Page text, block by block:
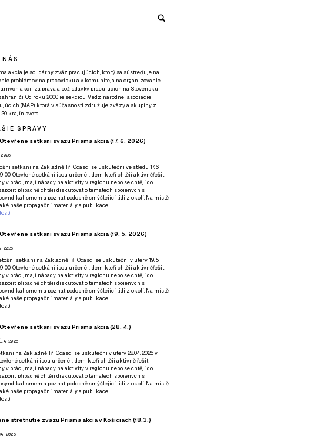
NÁS
akcia je solidárny zväz pracujúcich, ktorý sa sústreďuje na
problémov na pracovisku a v komunite, a na organizovanie
akcií za práva a požiadavky pracujúcich na Slovensku
Od roku 2000 je sekciou Medzinárodnej asociácie
(MAP), ktorá v súčasnosti združuje zväzy a skupiny z
20 krajín sveta.
SPRÁVY
setkání svazu Priama akcia (17. 6. 2026)
setkání na Základně Tři Ocásci se uskuteční ve středu 17. 6.
Otevřené setkání jsou určené lidem, kteří chtějí aktivněřešit
v práci, mají nápady na aktivity v regionu nebo se chtějí do
případně chtějí diskutovat o tématech spojených s
a poznat podobně smýšlející lidi z okolí. Na místě
naše propagační materiály a publikace.
)
setkání svazu Priama akcia (19. 5. 2026)
2026
setkání na Základně Tři Ocásci se uskuteční v úterý 19. 5.
Otevřené setkání jsou určené lidem, kteří chtějí aktivněřešit
v práci, mají nápady na aktivity v regionu nebo se chtějí do
případně chtějí diskutovat o tématech spojených s
a poznat podobně smýšlející lidi z okolí. Na místě
naše propagační materiály a publikace.
)
setkání svazu Priama akcia (28. 4.)
2026
na Základně Tři Ocásci se uskuteční v úterý 28.04. 2026 v
setkání jsou určené lidem, kteří chtějí aktivně řešit
v práci, mají nápady na aktivity v regionu nebo se chtějí do
případně chtějí diskutovat o tématech spojených s
a poznat podobně smýšlející lidi z okolí. Na místě
naše propagační materiály a publikace.
)
stretnutie zväzu Priama akcia v Košiciach (18.3.)
2026